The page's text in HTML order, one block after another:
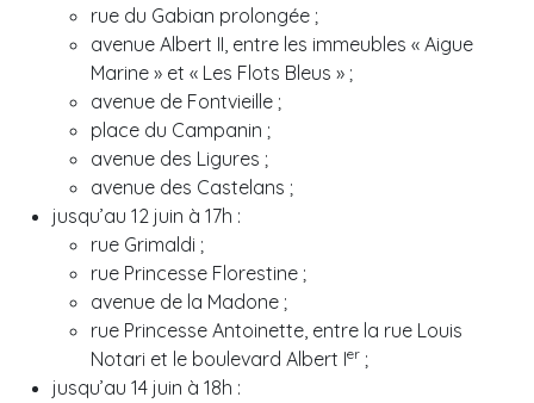
rue du Gabian prolongée ;
avenue Albert II, entre les immeubles « Aigue
Marine » et « Les Flots Bleus » ;
avenue de Fontvieille ;
place du Campanin ;
avenue des Ligures ;
avenue des Castelans ;
jusqu’au 12 juin à 17h :
rue Grimaldi ;
rue Princesse Florestine ;
avenue de la Madone ;
rue Princesse Antoinette, entre la rue Louis
Notari et le boulevard Albert Ier ;
jusqu’au 14 juin à 18h :